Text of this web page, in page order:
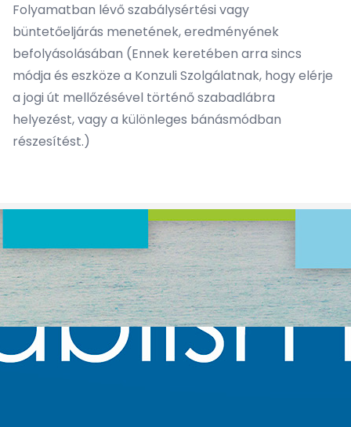
Folyamatban lévő szabálysértési vagy
büntetőeljárás menetének, eredményének
befolyásolásában (Ennek keretében arra sincs
módja és eszköze a Konzuli Szolgálatnak, hogy elérje
a jogi út mellőzésével történő szabadlábra
helyezést, vagy a különleges bánásmódban
részesítést.)